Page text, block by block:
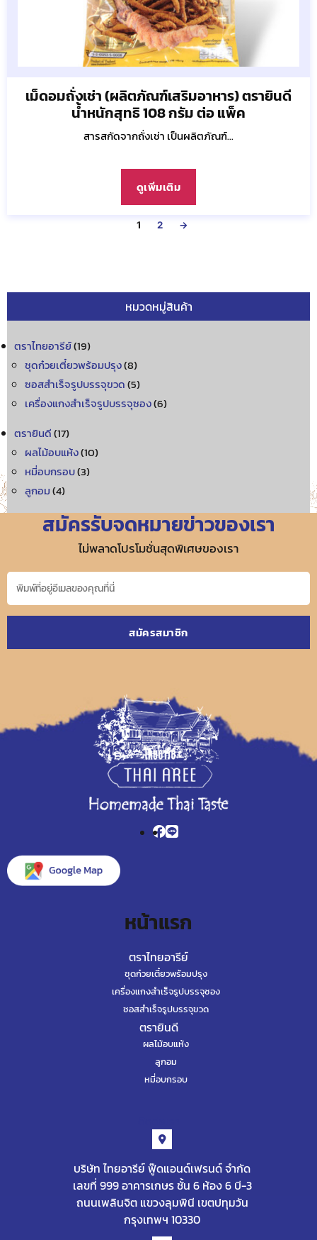
หมวดหมู่สินค้า
ตราไทยอารีย์(19)
ชุดก๋วยเตี๋ยวพร้อมปรุง(8)
ซอสสำเร็จรูปบรรจุขวด(5)
เครื่องแกงสำเร็จรูปบรรจุซอง(6)
ตรายินดี(17)
ผลไม้อบแห้ง(10)
หมี่อบกรอบ(3)
ลูกอม(4)
เม็ดอมถั่งเช่า (ผลิตภัณฑ์เสริมอาหาร) ตรายินดี
น้ำหนักสุทธิ 108 กรัม ต่อ แพ็ค
สารสกัดจากถั่งเช่า เป็นผลิตภัณฑ์...
ดูเพิ่มเติม
1 2 →
สมัครรับจดหมายข่าวของเรา
ไม่พลาดโปรโมชั่นสุดพิเศษของเรา
หน้าแรก
ตราไทยอารีย์
ชุดก๋วยเตี๋ยวพร้อมปรุง
เครื่องแกงสำเร็จรูปบรรจุซอง
ซอสสำเร็จรูปบรรจุขวด
ตรายินดี
ผลไม้อบแห้ง
ลูกอม
หมี่อบกรอบ
บริษัท ไทยอารีย์ ฟู๊ดแอนด์เฟรนด์ จำกัด
เลขที่ 999 อาคารเกษร ชั้น 6 ห้อง 6 บี-3
ถนนเพลินจิต แขวงลุมพินี เขตปทุมวัน
กรุงเทพฯ 10330